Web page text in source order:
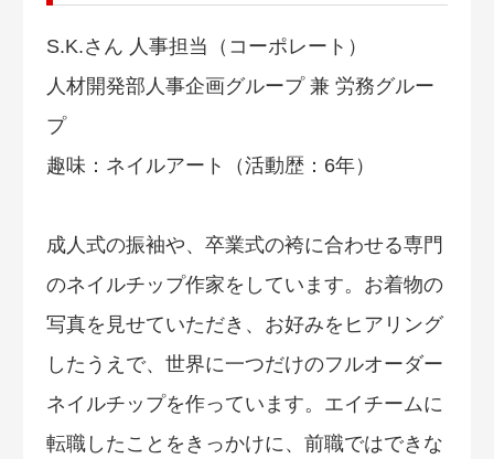
S.K.さん 人事担当（コーポレート）
人材開発部人事企画グループ 兼 労務グルー
プ
趣味：ネイルアート（活動歴：6年）
成人式の振袖や、卒業式の袴に合わせる専門
のネイルチップ作家をしています。お着物の
写真を見せていただき、お好みをヒアリング
したうえで、世界に一つだけのフルオーダー
ネイルチップを作っています。エイチームに
転職したことをきっかけに、前職ではできな